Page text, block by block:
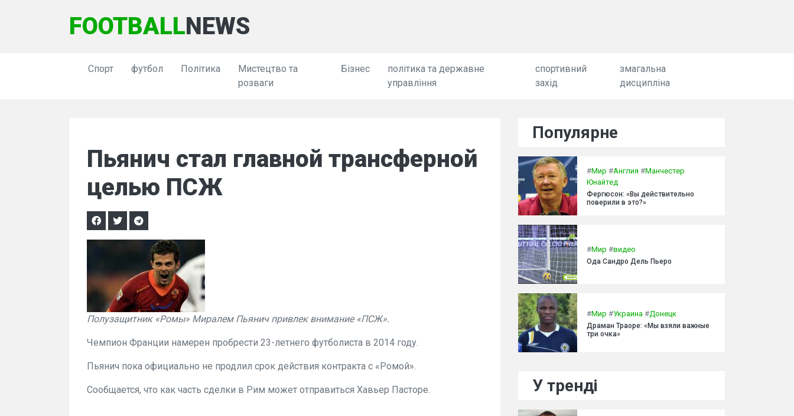
FOOTBALLNEWS
Спорт футбол Політика
Мистецтво та
розваги
Бізнес
політика та державне
управління
спортивний
захід
змагальна
дисципліна
Пьянич стал главной трансферной
целью ПСЖ
Полузащитник «Ромы» Миралем Пьянич привлек внимание «ПСЖ».
Чемпион Франции намерен пробрести 23-летнего футболиста в 2014 году.
Пьянич пока официально не продлил срок действия контракта с «Ромой».
Сообщается, что как часть сделки в Рим может отправиться Хавьер Пасторе.
Популярне
#Мир #Англия #Манчестер
Юнайтед
Фергюсон: «Вы действительно
поверили в это?»
#Мир #видео
Ода Сандро Дель Пьеро
#Мир #Украина #Донецк
Драман Траоре: «Мы взяли важные
три очка»
У тренді